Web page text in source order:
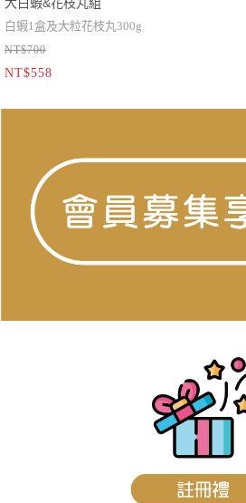
大白蝦&花枝丸組
白蝦1盒及大粒花枝丸300g
NT$700
NT$558